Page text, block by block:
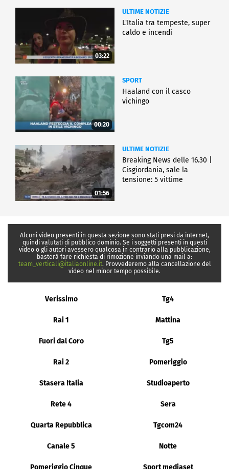
03:22
ULTIME NOTIZIE
L'Italia tra tempeste, super
caldo e incendi
00:20
SPORT
Haaland con il casco
vichingo
01:56
ULTIME NOTIZIE
Breaking News delle 16.30 |
Cisgiordania, sale la
tensione: 5 vittime
Alcuni video presenti in questa sezione sono stati presi da internet,
quindi valutati di pubblico dominio. Se i soggetti presenti in questi
video o gli autori avessero qualcosa in contrario alla pubblicazione,
basterà fare richiesta di rimozione inviando una mail a:
team_verticali@italiaonline.it. Provvederemo alla cancellazione del
video nel minor tempo possibile.
Verissimo Tg4
Rai 1 Mattina
Fuori dal Coro Tg5
Rai 2 Pomeriggio
Stasera Italia Studioaperto
Rete 4 Sera
Quarta Repubblica Tgcom24
Canale 5 Notte